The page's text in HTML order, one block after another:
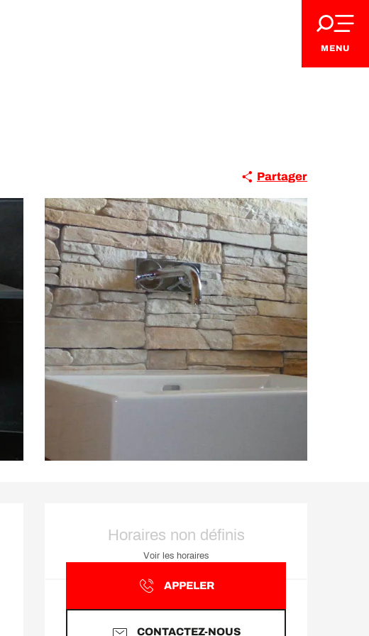
MENU
Partager
Horaires non définis
Voir les horaires
APPELER
CONTACTEZ-NOUS